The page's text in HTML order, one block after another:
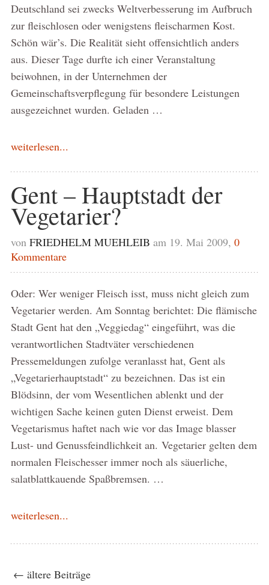
Deutschland sei zwecks Weltverbesserung im Aufbruch
zur fleischlosen oder wenigstens fleischarmen Kost.
Schön wär’s. Die Realität sieht offensichtlich anders
aus. Dieser Tage durfte ich einer Veranstaltung
beiwohnen, in der Unternehmen der
Gemeinschaftsverpflegung für besondere Leistungen
ausgezeichnet wurden. Geladen …
weiterlesen...
Gent – Hauptstadt der
Vegetarier?
von FRIEDHELM MUEHLEIB am 19. Mai 2009, 0
Kommentare
Oder: Wer weniger Fleisch isst, muss nicht gleich zum
Vegetarier werden. Am Sonntag berichtet: Die flämische
Stadt Gent hat den „Veggiedag“ eingeführt, was die
verantwortlichen Stadtväter verschiedenen
Pressemeldungen zufolge veranlasst hat, Gent als
„Vegetarierhauptstadt“ zu bezeichnen. Das ist ein
Blödsinn, der vom Wesentlichen ablenkt und der
wichtigen Sache keinen guten Dienst erweist. Dem
Vegetarismus haftet nach wie vor das Image blasser
Lust- und Genussfeindlichkeit an. Vegetarier gelten dem
normalen Fleischesser immer noch als säuerliche,
salatblattkauende Spaßbremsen. …
weiterlesen...
← ältere Beiträge